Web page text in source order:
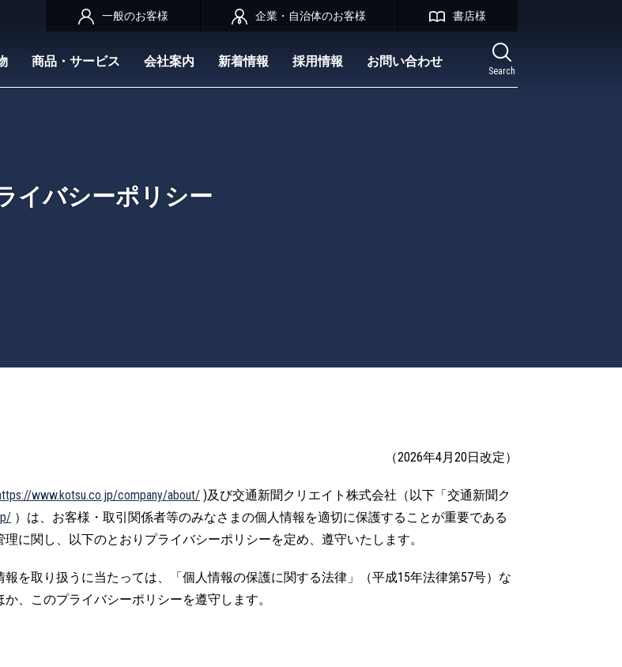
Search
商品・サービス 会社案内 新着情報 採用情報 お問い合わせ
一般のお客様 企業・自治体のお客様 書店様
イバシーポリシー
（2026年4月20日改定）
www.kotsu.co.jp/company/about/ )及び交通新聞クリエイト株式会社（以下「交通新聞ク
）は、お客様・取引関係者等のみなさまの個人情報を適切に保護することが重要である
に関し、以下のとおりプライバシーポリシーを定め、遵守いたします。
を取り扱うに当たっては、「個人情報の保護に関する法律」（平成15年法律第57号）な
、このプライバシーポリシーを遵守します。